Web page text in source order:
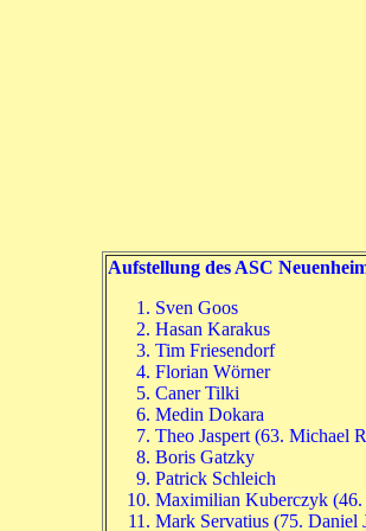
Aufstellung des ASC
Sven Goos
Hasan Karakus
Tim Friesendorf
Florian Wörner
Caner Tilki
Medin Dokara
Theo Jaspert (63. Michael
Boris Gatzky
Patrick Schleich
Maximilian Kuberczyk (46.
Mark Servatius (75. Daniel